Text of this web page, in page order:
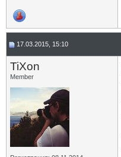
17.03.2015, 15:10
TiXon
Member